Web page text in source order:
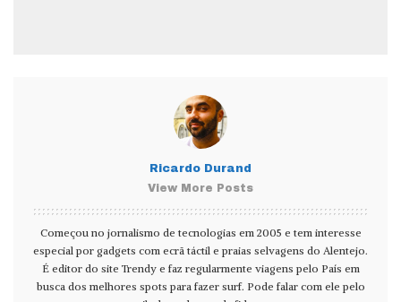
Ricardo Durand
View More Posts
Começou no jornalismo de tecnologias em 2005 e tem interesse
especial por gadgets com ecrã táctil e praias selvagens do Alentejo.
É editor do site Trendy e faz regularmente viagens pelo País em
busca dos melhores spots para fazer surf. Pode falar com ele pelo